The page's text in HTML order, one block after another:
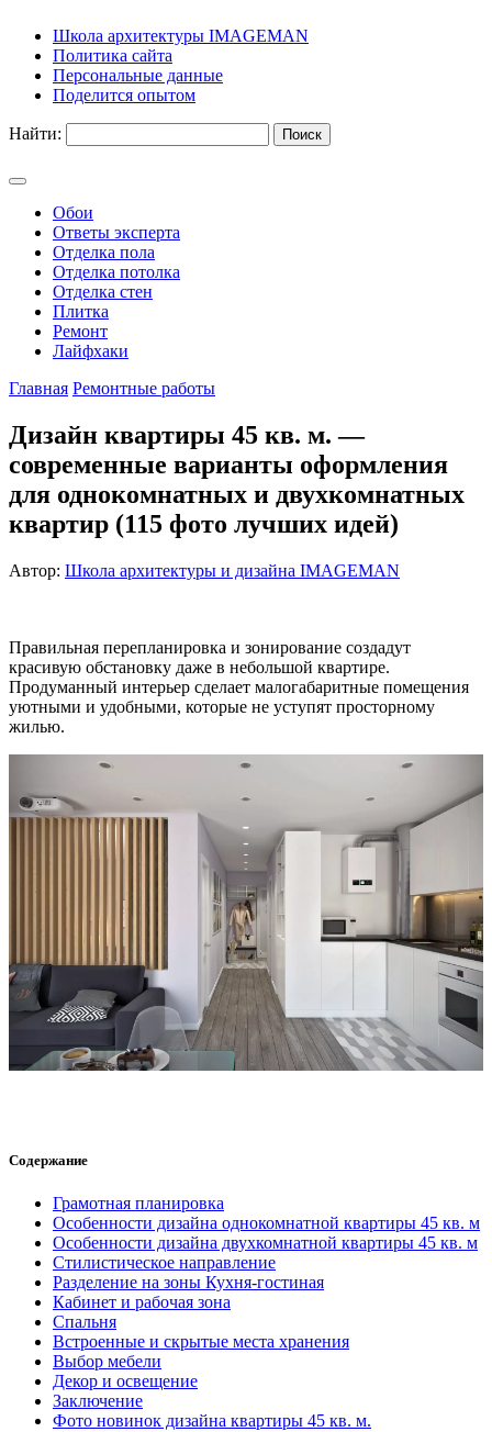
Школа архитектуры IMAGEMAN
Политика сайта
Персональные данные
Поделится опытом
Найти:
Обои
Ответы эксперта
Отделка пола
Отделка потолка
Отделка стен
Плитка
Ремонт
Лайфхаки
Главная Ремонтные работы
Дизайн квартиры 45 кв. м. —
современные варианты оформления
для однокомнатных и двухкомнатных
квартир (115 фото лучших идей)
Автор: Школа архитектуры и дизайна IMAGEMAN
Правильная перепланировка и зонирование создадут
красивую обстановку даже в небольшой квартире.
Продуманный интерьер сделает малогабаритные помещения
уютными и удобными, которые не уступят просторному
жилью.
Содержание
Грамотная планировка
Особенности дизайна однокомнатной квартиры 45 кв. м
Особенности дизайна двухкомнатной квартиры 45 кв. м
Стилистическое направление
Разделение на зоны Кухня-гостиная
Кабинет и рабочая зона
Спальня
Встроенные и скрытые места хранения
Выбор мебели
Декор и освещение
Заключение
Фото новинок дизайна квартиры 45 кв. м.